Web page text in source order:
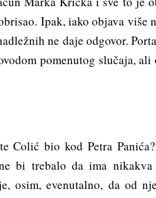
Ipak, iako objava više
ne daje odgovor.
pomenutog slučaja, ali
Colić bio kod Petra
bi trebalo da ima nikakva
osim, evenutalno, da od